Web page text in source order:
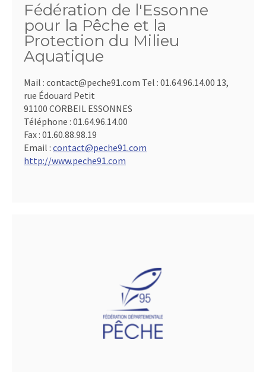
Fédération de l'Essonne
pour la Pêche et la
Protection du Milieu
Aquatique
Mail : contact@peche91.com Tel : 01.64.96.14.00 13,
rue Édouard Petit
91100 CORBEIL ESSONNES
Téléphone : 01.64.96.14.00
Fax : 01.60.88.98.19
Email : contact@peche91.com
http://www.peche91.com